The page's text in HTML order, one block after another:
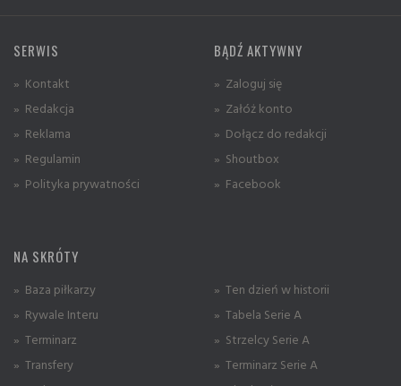
SERWIS
» Kontakt
» Redakcja
» Reklama
» Regulamin
» Polityka prywatności
BĄDŹ AKTYWNY
» Zaloguj się
» Załóż konto
» Dołącz do redakcji
» Shoutbox
» Facebook
NA SKRÓTY
» Baza piłkarzy
» Rywale Interu
» Terminarz
» Transfery
» Ten dzień w historii
» Tabela Serie A
» Strzelcy Serie A
» Terminarz Serie A